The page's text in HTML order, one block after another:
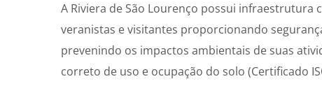
A Riviera de São Lourenço possui
veranistas e visitantes proporcionando
prevenindo os impactos ambientais de suas
correto de uso e ocupação do solo (Certificado